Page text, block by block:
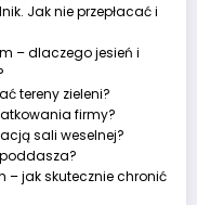
Jak nie przepłacać i
– dlaczego jesień i
tereny zieleni?
firmy?
sali weselnej?
– jak skutecznie chronić